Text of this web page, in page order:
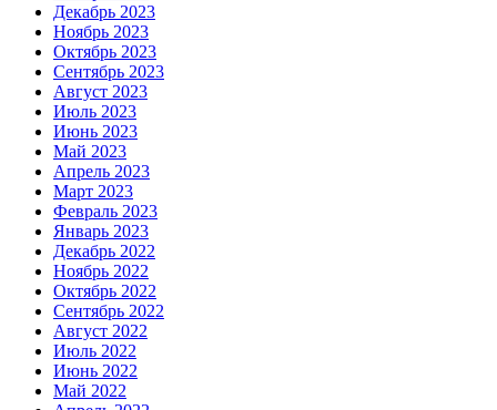
Декабрь 2023
Ноябрь 2023
Октябрь 2023
Сентябрь 2023
Август 2023
Июль 2023
Июнь 2023
Май 2023
Апрель 2023
Март 2023
Февраль 2023
Январь 2023
Декабрь 2022
Ноябрь 2022
Октябрь 2022
Сентябрь 2022
Август 2022
Июль 2022
Июнь 2022
Май 2022